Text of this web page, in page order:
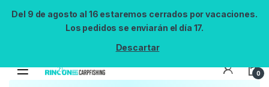
Del 9 de agosto al 16 estaremos cerrados por vacaciones.
Los pedidos se enviarán el día 17.
Descartar
0